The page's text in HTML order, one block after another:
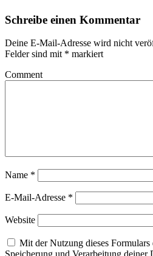
Schreibe einen Kommentar
Deine E-Mail-Adresse wird nicht
Felder sind mit * markiert
Comment
Name *
E-Mail-Adresse *
Website
Mit der Nutzung dieses